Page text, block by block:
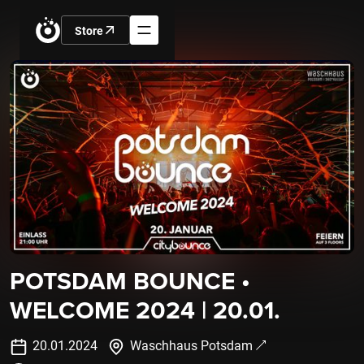
Store
POTSDAM BOUNCE •
WELCOME 2024 | 20.01.
20.01.2024
Waschhaus Potsdam